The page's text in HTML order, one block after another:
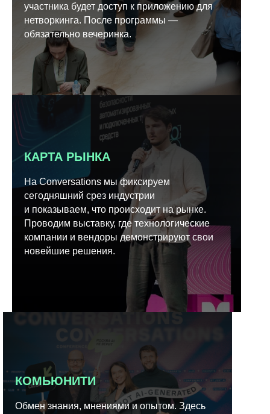
участника будет доступ к приложению для
нетворкинга. После программы —
обязательно вечеринка.
КАРТА РЫНКА
На Conversations мы фиксируем
сегодняшний срез индустрии
и показываем, что происходит на рынке.
Проводим выставку, где технологические
компании и вендоры демонстрируют свои
новейшие решения.
КОМЬЮНИТИ
Обмен знания, мнениями и опытом. Здесь